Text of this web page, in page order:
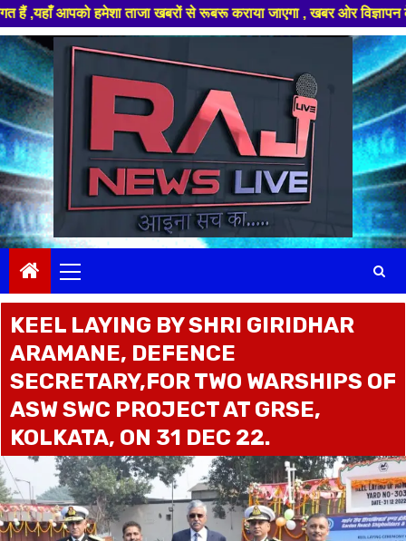
हमेशा ताजा खबरों से रूबरू कराया जाएगा , खबर ओर विज्ञापन के लिए
Skip
to
content
Menu
KEEL LAYING BY SHRI GIRIDHAR
ARAMANE, DEFENCE
SECRETARY,FOR TWO WARSHIPS OF
ASW SWC PROJECT AT GRSE,
KOLKATA, ON 31 DEC 22.